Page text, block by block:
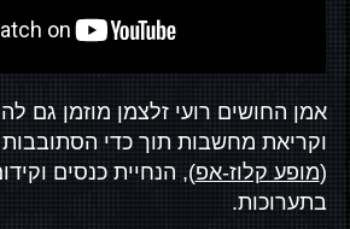
אמן החושים רועי זלצמן מוזמן גם
וקריאת מחשבות תוך כדי
(מופע קלוז-אפ), הנחיית כנסים
בתערוכות.